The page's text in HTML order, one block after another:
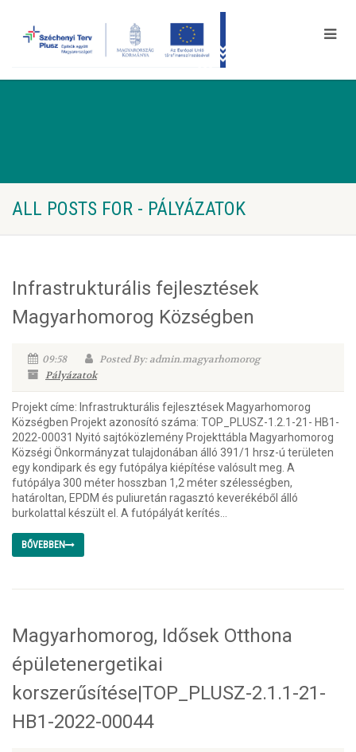
ALL POSTS FOR - PÁLYÁZATOK
Infrastrukturális fejlesztések
Magyarhomorog Községben
09:58
Posted By: admin.magyarhomorog
Pályázatok
Projekt címe: Infrastrukturális fejlesztések Magyarhomorog
Községben Projekt azonosító száma: TOP_PLUSZ-1.2.1-21- HB1-
2022-00031 Nyitó sajtóközlemény Projekttábla Magyarhomorog
Községi Önkormányzat tulajdonában álló 391/1 hrsz-ú területen
egy kondipark és egy futópálya kiépítése valósult meg. A
futópálya 300 méter hosszban 1,2 méter szélességben,
határoltan, EPDM és puliuretán ragasztó keverékéből álló
burkolattal készült el. A futópályát kerítés...
BŐVEBBEN
Magyarhomorog, Idősek Otthona
épületenergetikai
korszerűsítése|TOP_PLUSZ-2.1.1-21-
HB1-2022-00044